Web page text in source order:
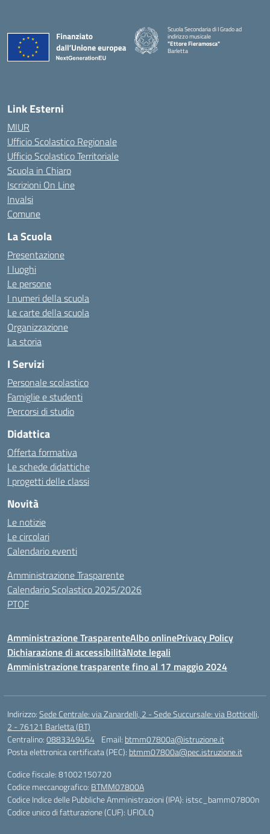
Scuola Secondaria di I Grado ad
indirizzo musicale
"Ettore Fieramosca"
Barletta
Link Esterni
MIUR
Ufficio Scolastico Regionale
Ufficio Scolastico Territoriale
Scuola in Chiaro
Iscrizioni On Line
Invalsi
Comune
La Scuola
Presentazione
I luoghi
Le persone
I numeri della scuola
Le carte della scuola
Organizzazione
La storia
I Servizi
Personale scolastico
Famiglie e studenti
Percorsi di studio
Didattica
Offerta formativa
Le schede didattiche
I progetti delle classi
Novità
Le notizie
Le circolari
Calendario eventi
Amministrazione Trasparente
Calendario Scolastico 2025/2026
PTOF
Amministrazione TrasparenteAlbo onlinePrivacy Policy
Dichiarazione di accessibilitàNote legali
Amministrazione trasparente fino al 17 maggio 2024
Indirizzo:Sede Centrale: via Zanardelli, 2 - Sede Succursale: via Botticelli,
2 - 76121 Barletta (BT)
Centralino:0883349454 Email: btmm07800a@istruzione.it
Posta elettronica certificata (PEC): btmm07800a@pec.istruzione.it
Codice fiscale: 81002150720
Codice meccanografico: BTMM07800A
Codice Indice delle Pubbliche Amministrazioni (IPA): istsc_bamm07800n
Codice unico di fatturazione (CUF): UFIOLQ